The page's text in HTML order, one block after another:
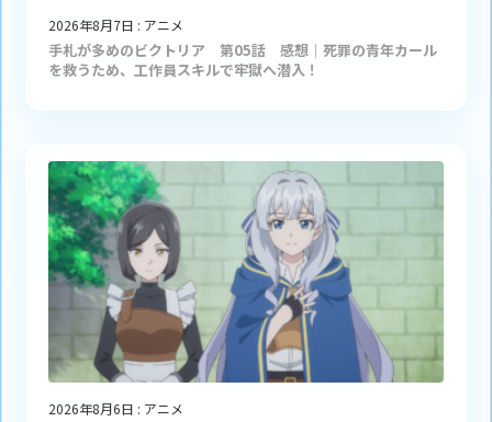
2026年8月7日 : アニメ
手札が多めのビクトリア 第05話 感想｜死罪の青年カール
を救うため、工作員スキルで牢獄へ潜入！
2026年8月6日 : アニメ